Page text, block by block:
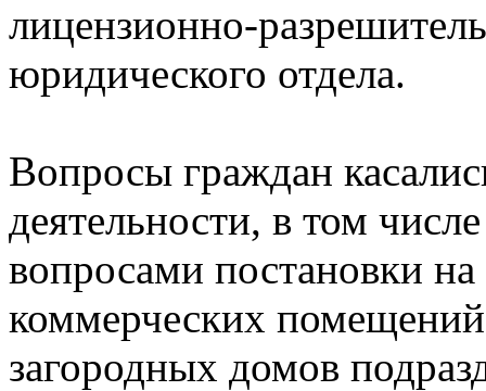
лицензионно-
юридического отдела.
Вопросы граждан
деятельности, в том
вопросами постановки
коммерческих
загородных домов